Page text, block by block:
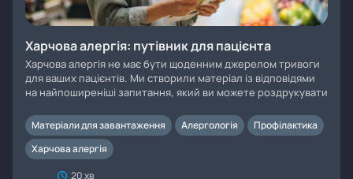
Харчова алергія: путівник для пацієнта
Харчова алергія не має бути щоденним джерелом тривоги
для ваших пацієнтів. Ми створили матеріал із відповідями
на найпоширеніші запитання, який ви можете роздрукувати
Матеріали для завантаження Алергологія
Профілактика
Харчова алергія
20 хв